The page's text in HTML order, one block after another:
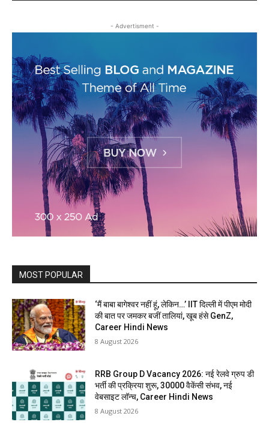
- Advertisment -
MOST POPULAR
‘मैं बाबा बागेश्वर नहीं हूं, लेकिन…’ IIT दिल्ली में पीएम मोदी
की बात पर जमकर बजीं तालियां, खूब हंसे GenZ,
Career Hindi News
8 August 2026
RRB Group D Vacancy 2026: नई रेलवे ग्रुप डी
भर्ती की प्रक्रिया शुरू, 30000 वैकेंसी संभव, नई
वेबसाइट लॉन्च, Career Hindi News
8 August 2026